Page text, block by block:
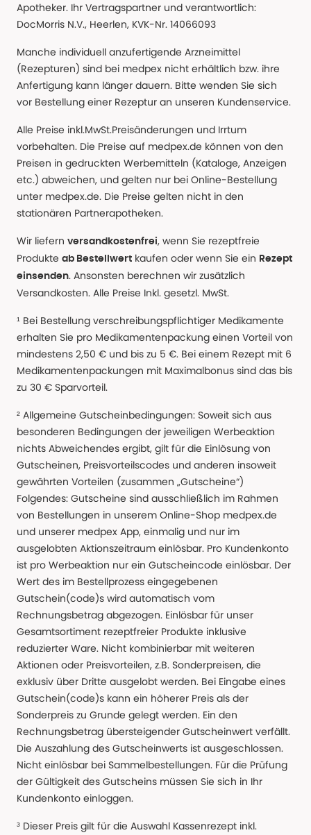
Apotheker. Ihr Vertragspartner und verantwortlich:
DocMorris N.V., Heerlen, KVK-Nr. 14066093
Manche individuell anzufertigende Arzneimittel
(Rezepturen) sind bei medpex nicht erhältlich bzw. ihre
Anfertigung kann länger dauern. Bitte wenden Sie sich
vor Bestellung einer Rezeptur an unseren Kundenservice.
Alle Preise inkl.MwSt.Preisänderungen und Irrtum
vorbehalten. Die Preise auf medpex.de können von den
Preisen in gedruckten Werbemitteln (Kataloge, Anzeigen
etc.) abweichen, und gelten nur bei Online-Bestellung
unter medpex.de. Die Preise gelten nicht in den
stationären Partnerapotheken.
Wir liefern versandkostenfrei, wenn Sie rezeptfreie
Produkte ab Bestellwert kaufen oder wenn Sie ein Rezept
einsenden. Ansonsten berechnen wir zusätzlich
Versandkosten. Alle Preise Inkl. gesetzl. MwSt.
¹ Bei Bestellung verschreibungspflichtiger Medikamente
erhalten Sie pro Medikamentenpackung einen Vorteil von
mindestens 2,50 € und bis zu 5 €. Bei einem Rezept mit 6
Medikamentenpackungen mit Maximalbonus sind das bis
zu 30 € Sparvorteil.
² Allgemeine Gutscheinbedingungen: Soweit sich aus
besonderen Bedingungen der jeweiligen Werbeaktion
nichts Abweichendes ergibt, gilt für die Einlösung von
Gutscheinen, Preisvorteilscodes und anderen insoweit
gewährten Vorteilen (zusammen „Gutscheine“)
Folgendes: Gutscheine sind ausschließlich im Rahmen
von Bestellungen in unserem Online-Shop medpex.de
und unserer medpex App, einmalig und nur im
ausgelobten Aktionszeitraum einlösbar. Pro Kundenkonto
ist pro Werbeaktion nur ein Gutscheincode einlösbar. Der
Wert des im Bestellprozess eingegebenen
Gutschein(code)s wird automatisch vom
Rechnungsbetrag abgezogen. Einlösbar für unser
Gesamtsortiment rezeptfreier Produkte inklusive
reduzierter Ware. Nicht kombinierbar mit weiteren
Aktionen oder Preisvorteilen, z.B. Sonderpreisen, die
exklusiv über Dritte ausgelobt werden. Bei Eingabe eines
Gutschein(code)s kann ein höherer Preis als der
Sonderpreis zu Grunde gelegt werden. Ein den
Rechnungsbetrag übersteigender Gutscheinwert verfällt.
Die Auszahlung des Gutscheinwerts ist ausgeschlossen.
Nicht einlösbar bei Sammelbestellungen. Für die Prüfung
der Gültigkeit des Gutscheins müssen Sie sich in Ihr
Kundenkonto einloggen.
³ Dieser Preis gilt für die Auswahl Kassenrezept inkl.